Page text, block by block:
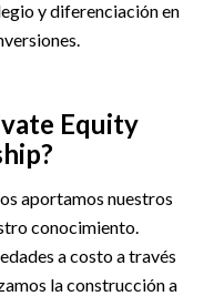
y diferenciación en
Equity
aportamos nuestros
conocimiento.
a costo a través
la construcción a